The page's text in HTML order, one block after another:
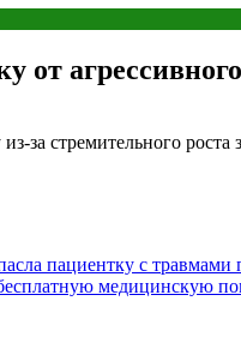
от
стремительного роста
пациентку с
медицинскую